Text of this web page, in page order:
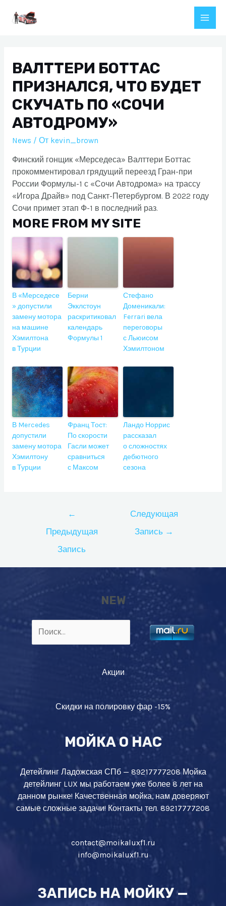
Main
ВАЛТТЕРИ БОТТАС
ПРИЗНАЛСЯ, ЧТО БУДЕТ
СКУЧАТЬ ПО «СОЧИ
АВТОДРОМУ»
News / От kevin_brown
Финский гонщик «Мерседеса» Валттери Боттас
прокомментировал грядущий переезд Гран-при
России Формулы-1 с «Сочи Автодрома» на трассу
«Игора Драйв» под Санкт-Петербургом. В 2022 году
Сочи примет этап Ф-1 в последний раз.
MORE FROM MY SITE
В «Мерседесе
» допустили
замену мотора
на машине
Хэмилтона
в Турции
Берни
Экклстоун
раскритиковал
календарь
Формулы 1
Стефано
Доменикали:
Ferrari вела
переговоры
с Льюисом
Хэмилтоном
В Mercedes
допустили
замену мотора
Хэмилтону
в Турции
Франц Тост:
По скорости
Гасли может
сравниться
с Максом
Ландо Норрис
рассказал
о сложностях
дебютного
сезона
записям
←
Предыдущая
Запись
Следующая
Запись →
NEW
Найти:
Акции
Скидки на полировку фар -15%
МОЙКА О НАС
Детейлинг Ладожская СПб — 89217777208 Мойка
детейлинг LUX мы работаем уже более 8 лет на
данном рынке! Качественная мойка, нам доверяют
самые сложные задачи! Контакты тел. 89217777208
contact@moikaluxf1.ru
info@moikaluxf1.ru
ЗАПИСЬ НА МОЙКУ —